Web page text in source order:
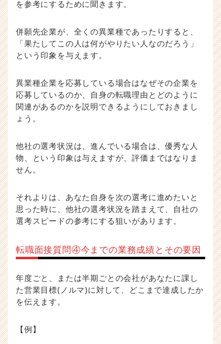
を参考にするために聞きます。
併願先企業が、全くの異業種であったりすると、
「果たしてこの人は何がやりたい人なのだろう」
という印象を与えます。
異業種企業を応募している場合はなぜその企業を
応募しているのか、自身の転職理由とどのように
関連があるのかを説明できるようにしておきまし
ょう。
他社の選考状況は、進んでいる場合は、優秀な人
物、という印象は与えますが、評価まではなりま
せん。
それよりは、あなた自身を次の選考に進めたいと
思った時に、他社の選考状況を踏まえて、自社の
選考スピードの参考にする狙いがあります。
転職面接質問④今までの業務成績とその要因
年度ごと、または半期ごとの会社があなたに課し
た営業目標(ノルマ)に対して、どこまで達成したか
を伝えます。
【例】